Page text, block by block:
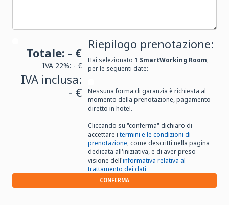
Riepilogo prenotazione:
Hai selezionato1 SmartWorking Room,
per le seguenti date:
Nessuna forma di garanzia è richiesta al
momento della prenotazione, pagamento
diretto in hotel.
Totale: - €
IVA 22%: - €
IVA inclusa:
- €
Cliccando su "conferma" dichiaro di
accettare itermini e le condizioni di
prenotazione, come descritti nella pagina
dedicata all'iniziativa, e di aver preso
visione dell'informativa relativa al
trattamento dei dati
CONFERMA